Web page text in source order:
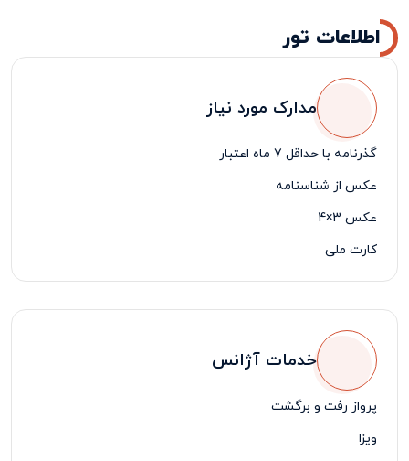
اطلاعات تور
مدارک مورد نیاز
گذرنامه با حداقل 7 ماه اعتبار
عکس از شناسنامه
عکس 3×4
کارت ملی
خدمات آژانس
پرواز رفت و برگشت
ویزا